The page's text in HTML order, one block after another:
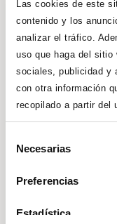
Las cookies de este
contenido y los
analizar el tráfico.
uso que haga del sitio
sociales, publicidad y
con otra información
recopilado a partir del
Necesarias
Preferencias
Estadística
preguntas
sobre esta
preguntar.
¿Es normal
tanto tiempo
¿Debo